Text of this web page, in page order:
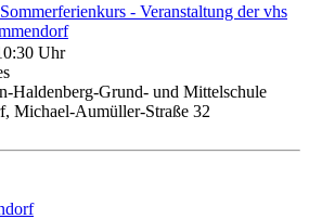
- Veranstaltung der vhs
Uhr
Haldenberg-Grund- und Mittelschule
Michael-Aumüller-Straße 32